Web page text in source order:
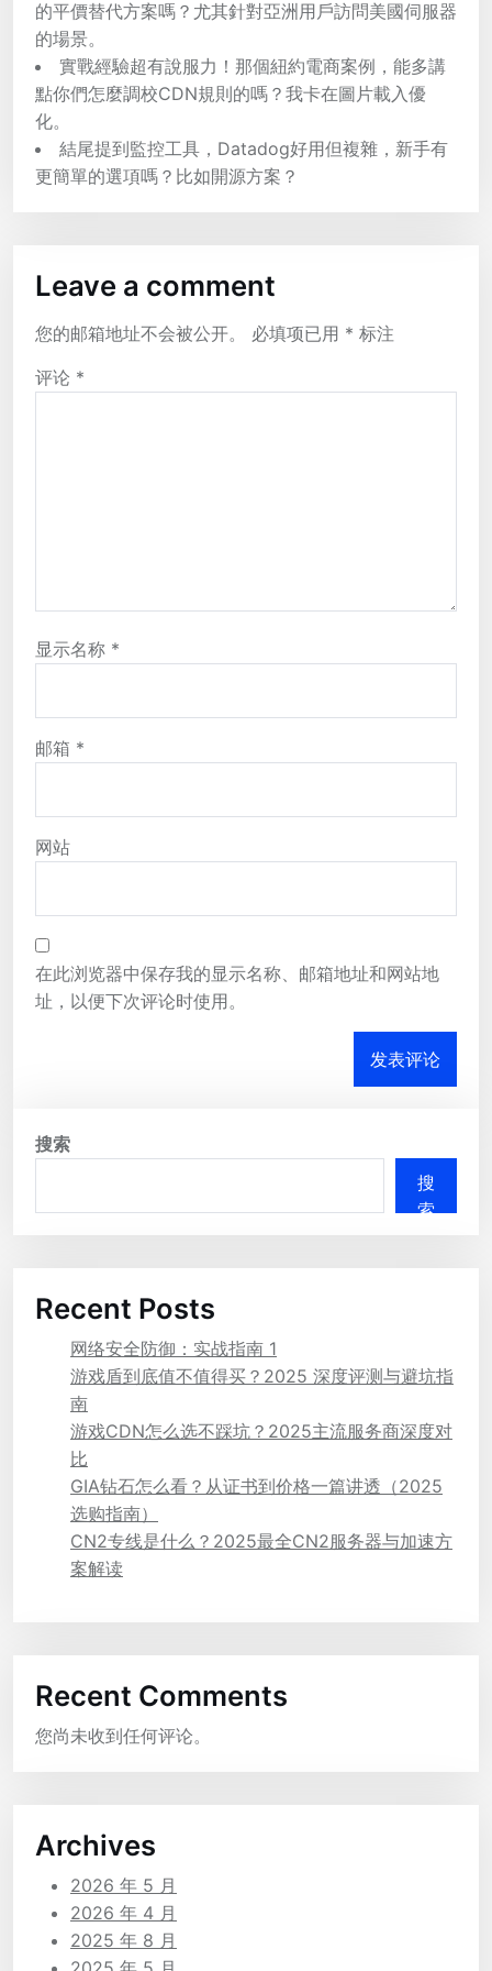
的平價替代方案嗎？尤其針對亞洲用戶訪問美國伺服器
的場景。
實戰經驗超有說服力！那個紐約電商案例，能多講
點你們怎麼調校CDN規則的嗎？我卡在圖片載入優
化。
結尾提到監控工具，Datadog好用但複雜，新手有
更簡單的選項嗎？比如開源方案？
Leave a comment
您的邮箱地址不会被公开。 必填项已用 * 标注
评论 *
显示名称 *
邮箱 *
网站
在此浏览器中保存我的显示名称、邮箱地址和网站地
址，以便下次评论时使用。
搜索
搜
索
Recent Posts
网络安全防御：实战指南 1
游戏盾到底值不值得买？2025 深度评测与避坑指
南
游戏CDN怎么选不踩坑？2025主流服务商深度对
比
GIA钻石怎么看？从证书到价格一篇讲透（2025
选购指南）
CN2专线是什么？2025最全CN2服务器与加速方
案解读
Recent Comments
您尚未收到任何评论。
Archives
2026 年 5 月
2026 年 4 月
2025 年 8 月